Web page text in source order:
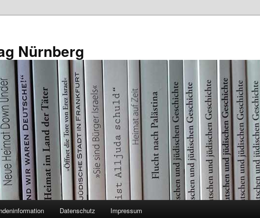
Nürnberg
Datenschutz Impressum